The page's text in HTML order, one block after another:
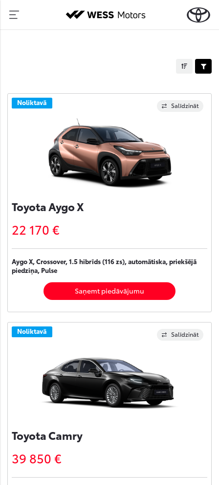
Salīdzināt
Noliktavā
Toyota Aygo X
22 170 €
Aygo X, Crossover, 1.5 hibrīds (116 zs), automātiska, priekšējā
piedziņa, Pulse
Saņemt piedāvājumu
Salīdzināt
Noliktavā
Toyota Camry
39 850 €